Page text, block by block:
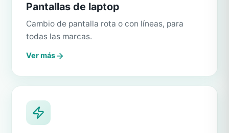
Pantallas de laptop
Cambio de pantalla rota o con líneas, para
todas las marcas.
Ver más